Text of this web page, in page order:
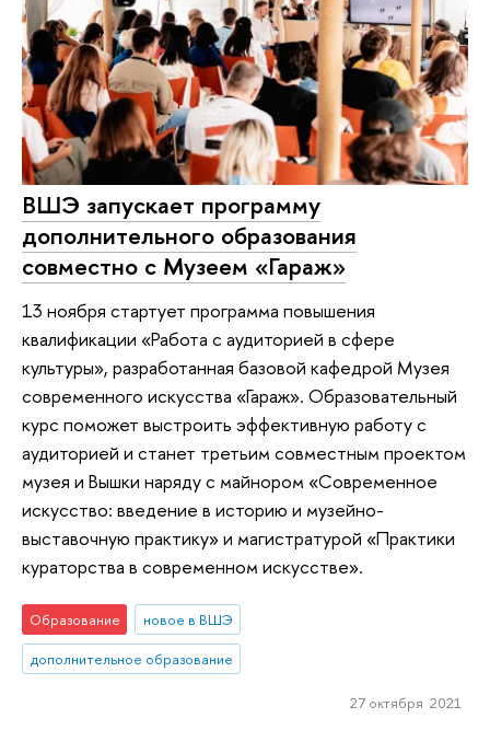
ВШЭ запускает программу
дополнительного образования
совместно с Музеем «Гараж»
13 ноября стартует программа повышения
квалификации «Работа с аудиторией в сфере
культуры», разработанная базовой кафедрой Музея
современного искусства «Гараж». Образовательный
курс поможет выстроить эффективную работу с
аудиторией и станет третьим совместным проектом
музея и Вышки наряду с майнором «Современное
искусство: введение в историю и музейно-
выставочную практику» и магистратурой «Практики
кураторства в современном искусстве».
Образование
новое в ВШЭ
дополнительное образование
27 октября 2021